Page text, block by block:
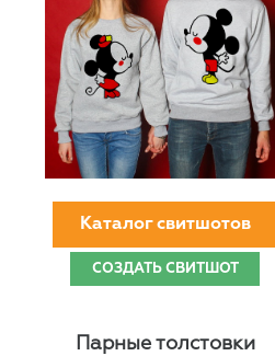
Каталог свитшотов
СОЗДАТЬ СВИТШОТ
Парные толстовки